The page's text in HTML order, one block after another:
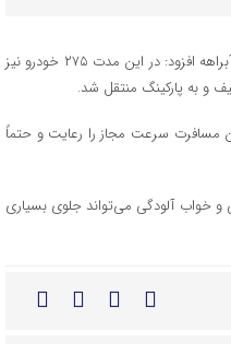
به گزارش جارچی آذربایجان، سرهنگ حبیب آبراهه افزود: در این مدت ۲۷۵ خودرو نیز
مسافرت سرعت مجاز را رعایت و حتماً
و خواب آلودگی می‌تواند جلوی بسیاری